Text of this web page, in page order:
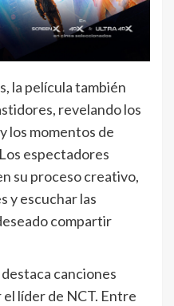
la película también
revelando los
los momentos de
espectadores
su proceso creativo,
y escuchar las
compartir
destaca canciones
líder de NCT. Entre